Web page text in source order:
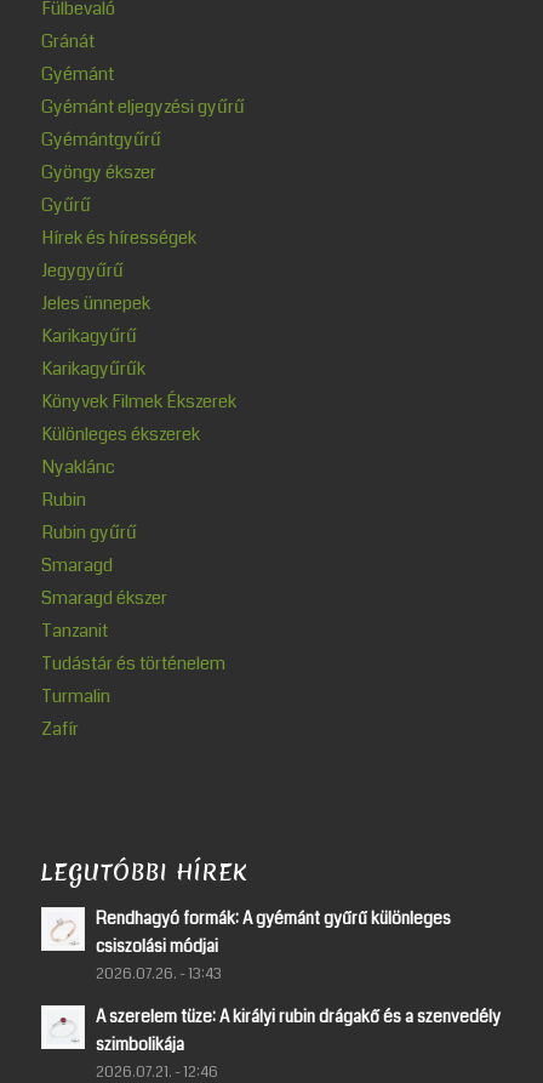
Fülbevaló
Gránát
Gyémánt
Gyémánt eljegyzési gyűrű
Gyémántgyűrű
Gyöngy ékszer
Gyűrű
Hírek és hírességek
Jegygyűrű
Jeles ünnepek
Karikagyűrű
Karikagyűrűk
Könyvek Filmek Ékszerek
Különleges ékszerek
Nyaklánc
Rubin
Rubin gyűrű
Smaragd
Smaragd ékszer
Tanzanit
Tudástár és történelem
Turmalin
Zafír
LEGUTÓBBI HÍREK
Rendhagyó formák: A gyémánt gyűrű különleges
csiszolási módjai
2026.07.26. - 13:43
A szerelem tüze: A királyi rubin drágakő és a szenvedély
szimbolikája
2026.07.21. - 12:46